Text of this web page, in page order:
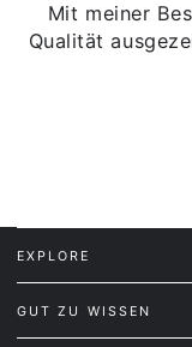
Mit meiner
Qualität
EXPLORE
GUT ZU WISSEN